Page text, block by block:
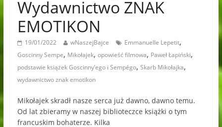
Wydawnictwo ZNAK
EMOTIKON
19/01/2022 wNaszejBajce Emmanuelle Lepetit,
Goscinny Sempe, Mikołajek, opowieść filmowa, Paweł Łapiński,
podstawie książek Goscinny’ego i Sempégo, Skarb Mikołajka,
wydawnictwo znak emotikon
Mikołajek skradł nasze serca już dawno, dawno temu.
Od lat zbieramy w naszej biblioteczce książki o tym
francuskim bohaterze. Kilka